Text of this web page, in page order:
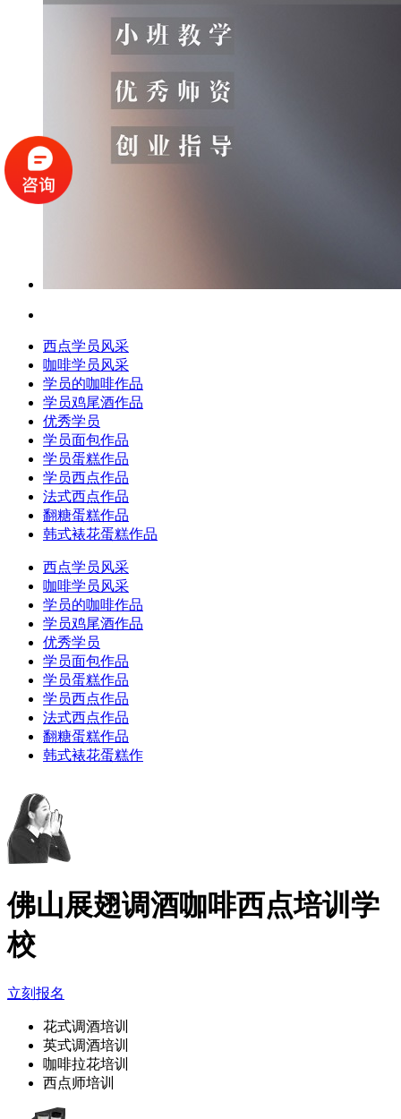
西点学员风采
咖啡学员风采
学员的咖啡作品
学员鸡尾酒作品
优秀学员
学员面包作品
学员蛋糕作品
学员西点作品
法式西点作品
翻糖蛋糕作品
韩式裱花蛋糕作品
西点学员风采
咖啡学员风采
学员的咖啡作品
学员鸡尾酒作品
优秀学员
学员面包作品
学员蛋糕作品
学员西点作品
法式西点作品
翻糖蛋糕作品
韩式裱花蛋糕作
佛山展翅调酒咖啡西点培训学
校
立刻报名
花式调酒培训
英式调酒培训
咖啡拉花培训
西点师培训